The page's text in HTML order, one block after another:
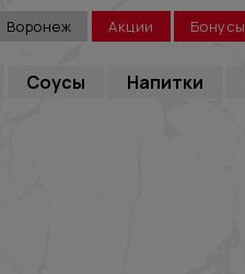
Воронеж Акции Бонусы
Соусы Напитки